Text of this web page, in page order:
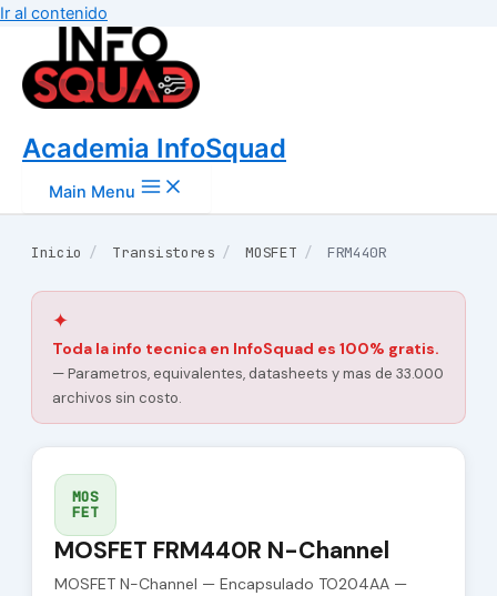
Ir al contenido
Academia InfoSquad
Main Menu
Inicio / Transistores / MOSFET / FRM440R
✦
Toda la info tecnica en InfoSquad es 100% gratis.
— Parametros, equivalentes, datasheets y mas de 33.000
archivos sin costo.
MOS
FET
MOSFET FRM440R N-Channel
MOSFET N-Channel — Encapsulado TO204AA —